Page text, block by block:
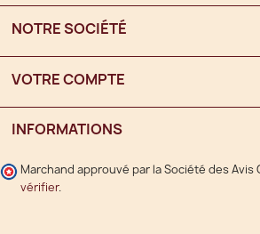
NOTRE SOCIÉTÉ
VOTRE COMPTE
INFORMATIONS
Marchand approuvé par la Société des Avis
vérifier.